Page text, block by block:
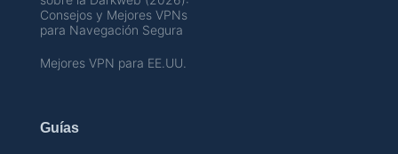
Consejos y Mejores VPNs
para Navegación Segura
Mejores VPN para EE.UU.
Guías